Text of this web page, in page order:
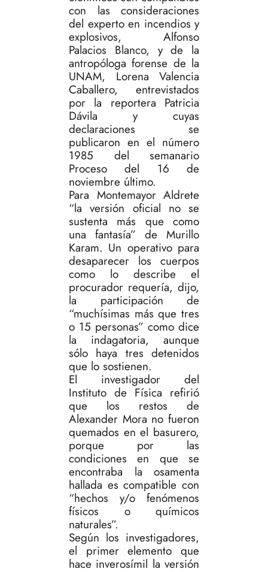
con las consideraciones
del experto en incendios y
explosivos, Alfonso
Palacios Blanco, y de la
antropóloga forense de la
UNAM, Lorena Valencia
Caballero, entrevistados
por la reportera Patricia
Dávila y cuyas
declaraciones se
publicaron en el número
1985 del semanario
Proceso del 16 de
noviembre último.
Para Montemayor Aldrete
“la versión oficial no se
sustenta más que como
una fantasía” de Murillo
Karam. Un operativo para
desaparecer los cuerpos
como lo describe el
procurador requería, dijo,
la participación de
“muchísimas más que tres
o 15 personas” como dice
la indagatoria, aunque
sólo haya tres detenidos
que lo sostienen.
El investigador del
Instituto de Física refirió
que los restos de
Alexander Mora no fueron
quemados en el basurero,
porque por las
condiciones en que se
encontraba la osamenta
hallada es compatible con
“hechos y/o fenómenos
físicos o químicos
naturales”.
Según los investigadores,
el primer elemento que
hace inverosímil la versión